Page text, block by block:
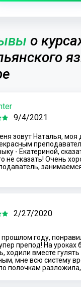
о
9/4/2021
зовут Наталья,
- Екатериной,
не сказать! Очень
2/27/2020
прошлом году,
препод! На
ходили вместе
мне всю систему
полочкам разложила,